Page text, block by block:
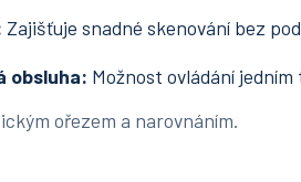
Zajišťuje snadné skenování bez
obsluha: Možnost ovládání
ořezem a narovnáním.